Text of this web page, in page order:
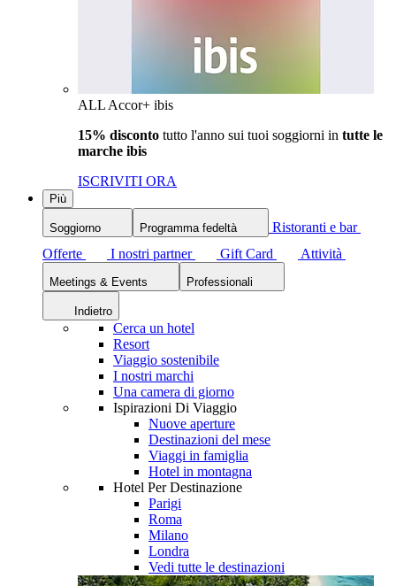
ALL Accor+ ibis
15% disconto tutto l'anno sui tuoi soggiorni in tutte le
marche ibis
ISCRIVITI ORA
Più
Soggiorno Programma fedeltà
Ristoranti e bar
Offerte
I nostri partner Gift Card Attività
Meetings & Events Professionali
Indietro
Cerca un hotel
Resort
Viaggio sostenibile
I nostri marchi
Una camera di giorno
Ispirazioni Di Viaggio
Nuove aperture
Destinazioni del mese
Viaggi in famiglia
Hotel in montagna
Hotel Per Destinazione
Parigi
Roma
Milano
Londra
Vedi tutte le destinazioni